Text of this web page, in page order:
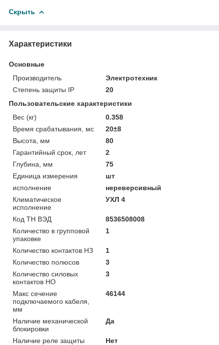
Скрыть
Характеристики
Основные
Производитель
Электротехник
Степень защиты IP
20
Пользовательские характеристики
Вес (кг)
0.358
Время срабатывания, мс
20±8
Высота, мм
80
Гарантийный срок, лет
2
Глубина, мм
75
Единица измерения
шт
исполнение
нереверсивный
Климатическое
исполнение
УХЛ 4
Код ТН ВЭД
8536508008
Количество в групповой
упаковке
1
Количество контактов НЗ
1
Количество полюсов
3
Количество силовых
контактов НО
3
Макс сечение
подключаемого кабеля,
мм
46144
Наличие механической
блокировки
Да
Наличие реле защиты
Нет